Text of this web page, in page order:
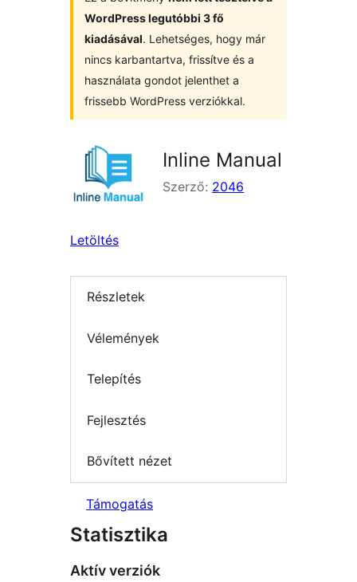
WordPress legutóbbi 3 fő
kiadásával. Lehetséges, hogy már
nincs karbantartva, frissítve és a
használata gondot jelenthet a
frissebb WordPress verziókkal.
Inline Manual
Szerző: 2046
Letöltés
Részletek
Vélemények
Telepítés
Fejlesztés
Bővített nézet
Támogatás
Statisztika
Aktív verziók